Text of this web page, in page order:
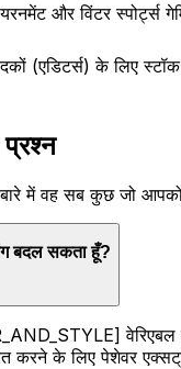
और विंटर स्पोर्ट्स
(एडिटर्स) के लिए
में वह सब कुछ जो आपको
बदल सकता हूँ?
वेरिएबल
करने के लिए पेशेवर